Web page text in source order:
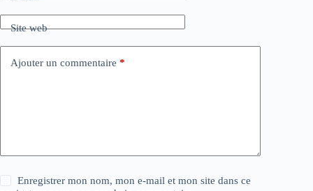
Site web
Ajouter un commentaire *
Enregistrer mon nom, mon e-mail et mon site dans ce